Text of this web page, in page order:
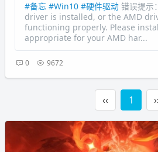
#备忘 #Win10 #硬件驱动 错误提
driver is installed, or the AMD
functioning properly. Please
appropriate for your AMD har...
0 9672
‹‹ 1